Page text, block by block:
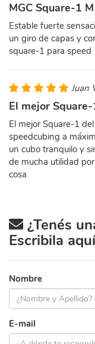
MGC Square-1 M
Estable fuerte
un giro de capas y
square-1 para speed
Juan
El mejor
El mejor Square-1
speedcubing a
un cubo tranquilo y
de mucha utilidad
cosa
¿Tenés
Escribila
Nombre
E-mail